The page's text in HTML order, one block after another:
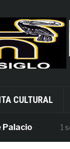
CULTURAL
1